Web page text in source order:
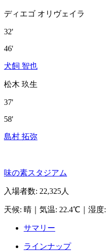
ディエゴ オリヴェイラ
32'
46'
犬飼 智也
松木 玖生
37'
58'
島村 拓弥
味の素スタジアム
入場者数: 22,325人
天候: 晴 気温: 22.4℃ 湿度:
サマリー
ラインナップ